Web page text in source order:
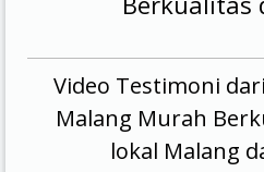
Video Testimoni
Malang Murah
lokal Malang